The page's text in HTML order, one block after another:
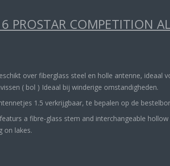
PROSTAR COMPETITION
over fiberglass steel en holle antenne, ideaal
( bol ) Ideaal bij winderige omstandigheden.
1.5 verkrijgbaar, te bepalen op de
a fibre-glass stem and interchangeable
on lakes.